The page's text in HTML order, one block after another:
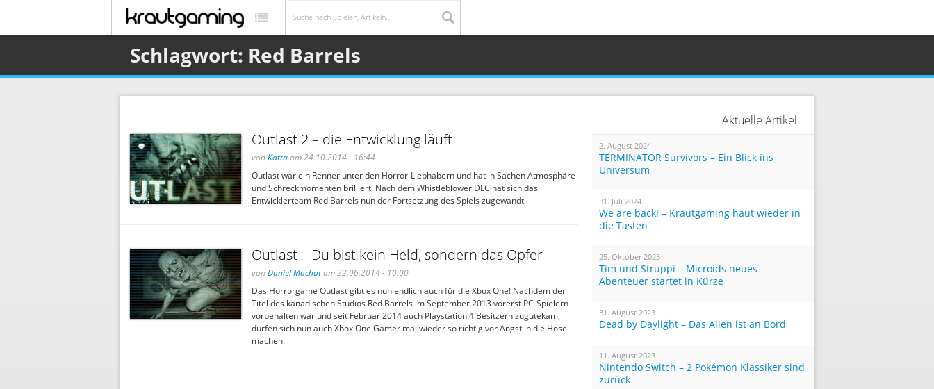
Schlagwort: Red Barrels
Outlast 2 – die Entwicklung läuft
von Kattaam 24.10.2014 - 16:44
Outlast war ein Renner unter den Horror-Liebhabern und hat in Sachen Atmosphäre
und Schreckmomenten brilliert. Nach dem Whistleblower DLC hat sich das
Entwicklerteam Red Barrels nun der Fortsetzung des Spiels zugewandt.
Outlast – Du bist kein Held, sondern das Opfer
von Daniel Machutam 22.06.2014 - 10:00
Das Horrorgame Outlast gibt es nun endlich auch für die Xbox One! Nachdem der
Titel des kanadischen Studios Red Barrels im September 2013 vorerst PC-Spielern
vorbehalten war und seit Februar 2014 auch Playstation 4 Besitzern zugutekam,
dürfen sich nun auch Xbox One Gamer mal wieder so richtig vor Angst in die Hose
machen.
Aktuelle Artikel
2. August 2024
TERMINATOR Survivors – Ein Blick ins
Universum
31. Juli 2024
We are back! – Krautgaming haut wieder in
die Tasten
25. Oktober 2023
Tim und Struppi – Microids neues
Abenteuer startet in Kürze
31. August 2023
Dead by Daylight – Das Alien ist an Bord
11. August 2023
Nintendo Switch – 2 Pokémon Klassiker sind
zurück